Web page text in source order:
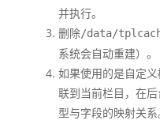
并执行。
删除/data/
系统会自动重建）。
如果使用的是自定
联到当前栏目，在
型与字段的映射关系